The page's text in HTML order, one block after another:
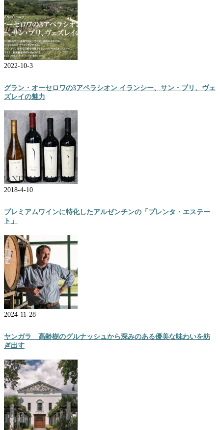
2022-10-3
グラン・オーセロワの3アペラシオン イランシー、サン・ブリ、ヴェ
ズレイの魅力
2018-4-10
プレミアムワインに特化したアルゼンチンの「プレンタ・エステー
ト」
2024-11-28
ヤンガラ 高齢樹のグルナッシュから深みのある優美な味わいを紡
ぎ出す